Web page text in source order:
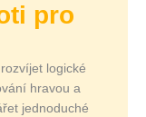
pro
logické
hravou a
jednoduché